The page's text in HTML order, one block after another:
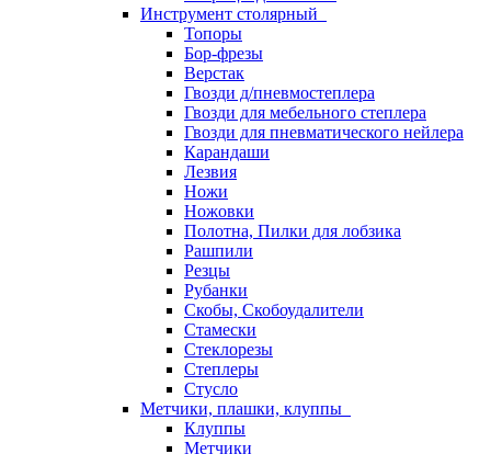
Инструмент столярный
Топоры
Бор-фрезы
Верстак
Гвозди д/пневмостеплера
Гвозди для мебельного степлера
Гвозди для пневматического нейлера
Карандаши
Лезвия
Ножи
Ножовки
Полотна, Пилки для лобзика
Рашпили
Резцы
Рубанки
Скобы, Скобоудалители
Стамески
Стеклорезы
Степлеры
Стусло
Метчики, плашки, клуппы
Клуппы
Метчики